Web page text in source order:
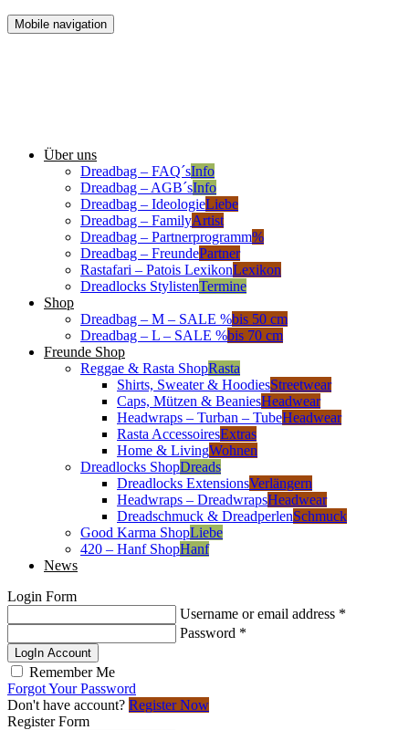
Mobile navigation
Über uns
Dreadbag – FAQ´sInfo
Dreadbag – AGB´sInfo
Dreadbag – IdeologieLiebe
Dreadbag – FamilyArtist
Dreadbag – Partnerprogramm%
Dreadbag – FreundePartner
Rastafari – Patois LexikonLexikon
Dreadlocks StylistenTermine
Shop
Dreadbag – M – SALE %bis 50 cm
Dreadbag – L – SALE %bis 70 cm
Freunde Shop
Reggae & Rasta ShopRasta
Shirts, Sweater & HoodiesStreetwear
Caps, Mützen & BeaniesHeadwear
Headwraps – Turban – TubeHeadwear
Rasta AccessoiresExtras
Home & LivingWohnen
Dreadlocks ShopDreads
Dreadlocks ExtensionsVerlängern
Headwraps – DreadwrapsHeadwear
Dreadschmuck & DreadperlenSchmuck
Good Karma ShopLiebe
420 – Hanf ShopHanf
News
Login Form
Username or email address *
Password *
LogIn Account
Remember Me
Forgot Your Password
Don't have account? Register Now
Register Form